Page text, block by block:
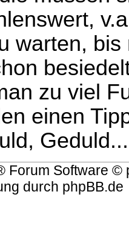
warten,
zu viel
einen
Forum Software ©
durch phpBB.de